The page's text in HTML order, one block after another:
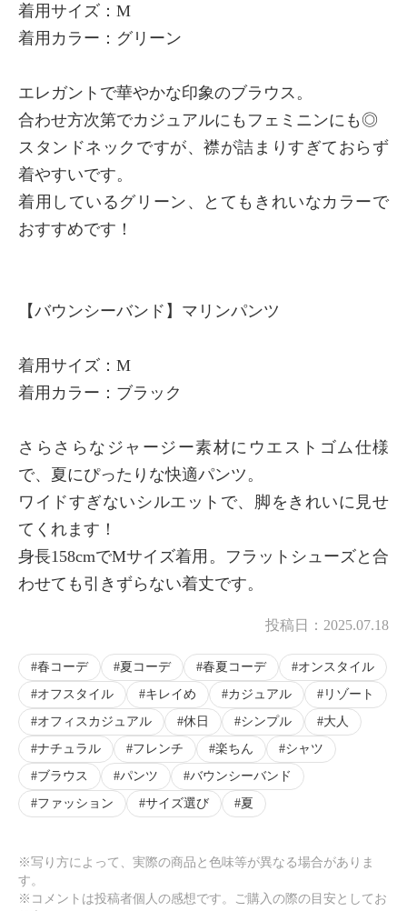
着用サイズ：M
着用カラー：グリーン
エレガントで華やかな印象のブラウス。
合わせ方次第でカジュアルにもフェミニンにも◎
スタンドネックですが、襟が詰まりすぎておらず
着やすいです。
着用しているグリーン、とてもきれいなカラーで
おすすめです！
【バウンシーバンド】マリンパンツ
着用サイズ：M
着用カラー：ブラック
さらさらなジャージー素材にウエストゴム仕様
で、夏にぴったりな快適パンツ。
ワイドすぎないシルエットで、脚をきれいに見せ
てくれます！
身長158cmでMサイズ着用。フラットシューズと合
わせても引きずらない着丈です。
投稿日： 2025.07.18
春コーデ 夏コーデ 春夏コーデ
オンスタイル
オフスタイル
キレイめ カジュアル
リゾート
オフィスカジュアル
休日 シンプル
大人
ナチュラル
フレンチ 楽ちん
シャツ
ブラウス
パンツ
バウンシーバンド
ファッション
サイズ選び 夏
※写り方によって、実際の商品と色味等が異なる場合がありま
す。
※コメントは投稿者個人の感想です。ご購入の際の目安としてお